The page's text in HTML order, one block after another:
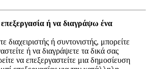
ή να διαγράψω ένα
διαχειριστής ή συντονιστής, μπορείτε
ή να διαγράψετε τα δικά σας
να επεξεργαστείτε μια δημοσίευση